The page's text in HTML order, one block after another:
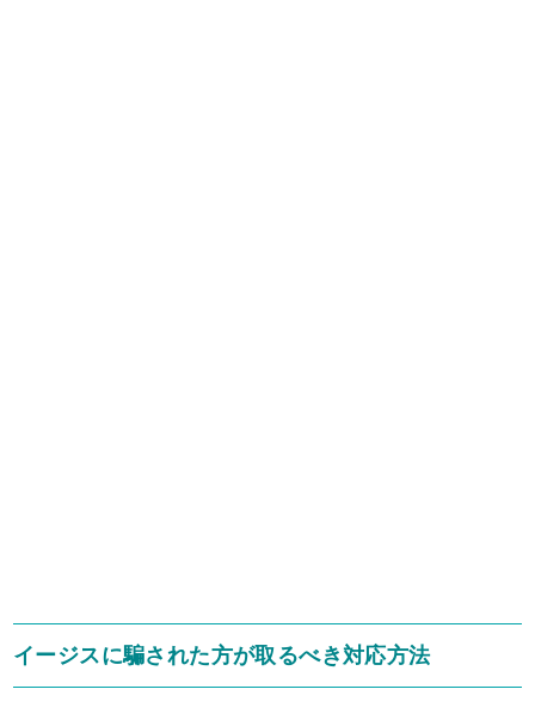
イージスに騙された方が取るべき対応方法